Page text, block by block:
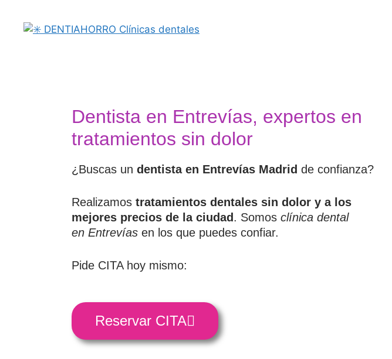
Dentista en Entrevías, expertos en
tratamientos sin dolor
¿Buscas un dentista en Entrevías Madrid de confianza?
Realizamos tratamientos dentales sin dolor y a los
mejores precios de la ciudad . Somos clínica dental
en Entrevías en los que puedes confiar.
Pide CITA hoy mismo:
Reservar CITA